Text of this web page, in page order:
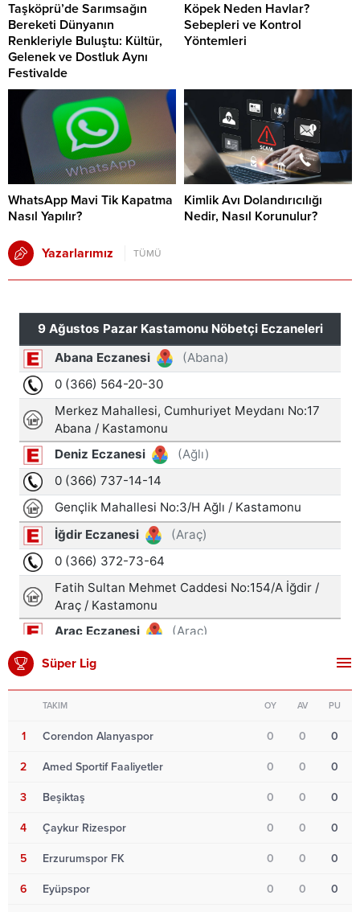
Taşköprü’de Sarımsağın
Bereketi Dünyanın
Renkleriyle Buluştu: Kültür,
Gelenek ve Dostluk Aynı
Festivalde
Köpek Neden Havlar?
Sebepleri ve Kontrol
Yöntemleri
WhatsApp Mavi Tik Kapatma
Nasıl Yapılır?
Kimlik Avı Dolandırıcılığı
Nedir, Nasıl Korunulur?
Yazarlarımız TÜMÜ
Süper Lig
TAKIM OY AV PU
1 Corendon Alanyaspor 0 0 0
2 Amed Sportif Faaliyetler 0 0 0
3 Beşiktaş 0 0 0
4 Çaykur Rizespor 0 0 0
5 Erzurumspor FK 0 0 0
6 Eyüpspor 0 0 0